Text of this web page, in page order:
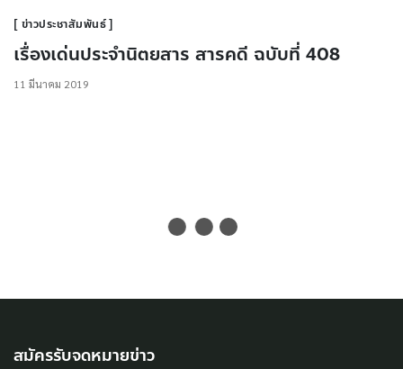
ข่าวประชาสัมพันธ์
เรื่องเด่นประจำนิตยสาร สารคดี ฉบับที่ 408
11 มีนาคม 2019
สมัครรับจดหมายข่าว